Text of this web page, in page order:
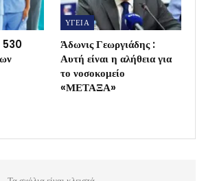
530
ΥΓΕΙΑ
Άδωνις Γεωργιάδης :
Αυτή είναι η αλήθεια για
το νοσοκομείο
«ΜΕΤΑΞΑ»